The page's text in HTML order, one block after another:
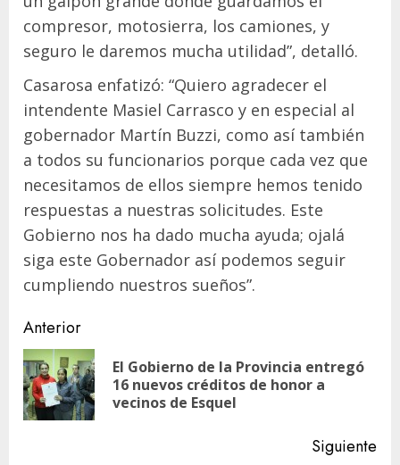
compresor, motosierra, los camiones, y
seguro le daremos mucha utilidad”, detalló.
Casarosa enfatizó: “Quiero agradecer el
intendente Masiel Carrasco y en especial al
gobernador Martín Buzzi, como así también
a todos su funcionarios porque cada vez que
necesitamos de ellos siempre hemos tenido
respuestas a nuestras solicitudes. Este
Gobierno nos ha dado mucha ayuda; ojalá
siga este Gobernador así podemos seguir
cumpliendo nuestros sueños”.
Navegación
de
entradas
Anterior
El Gobierno de la Provincia entregó
16 nuevos créditos de honor a
vecinos de Esquel
Siguiente